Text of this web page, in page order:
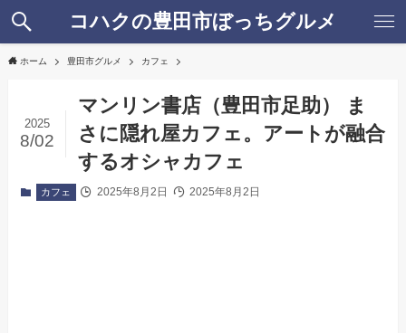
コハクの豊田市ぼっちグルメ
ホーム 豊田市グルメ カフェ
マンリン書店（豊田市足助） ま
さに隠れ屋カフェ。アートが融合
するオシャカフェ
2025
8/02
カフェ 2025年8月2日 2025年8月2日